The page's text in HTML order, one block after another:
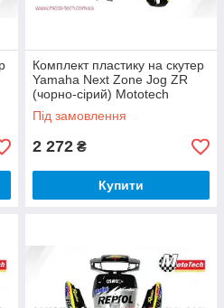
Комплект пластику на скутер
Yamaha Next Zone Jog ZR
(чорно-сірий) Mototech
Під замовлення
2 272 ₴
Купити